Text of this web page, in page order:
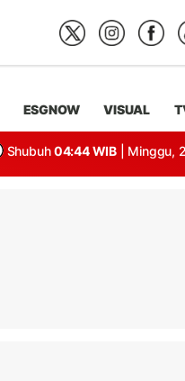
ESGNOW VISUAL
Shubuh 04:44 WIB | Minggu,